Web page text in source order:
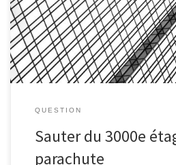
qui stoppe sa chute ?
QUESTION
Sauter du 3000e
parachute